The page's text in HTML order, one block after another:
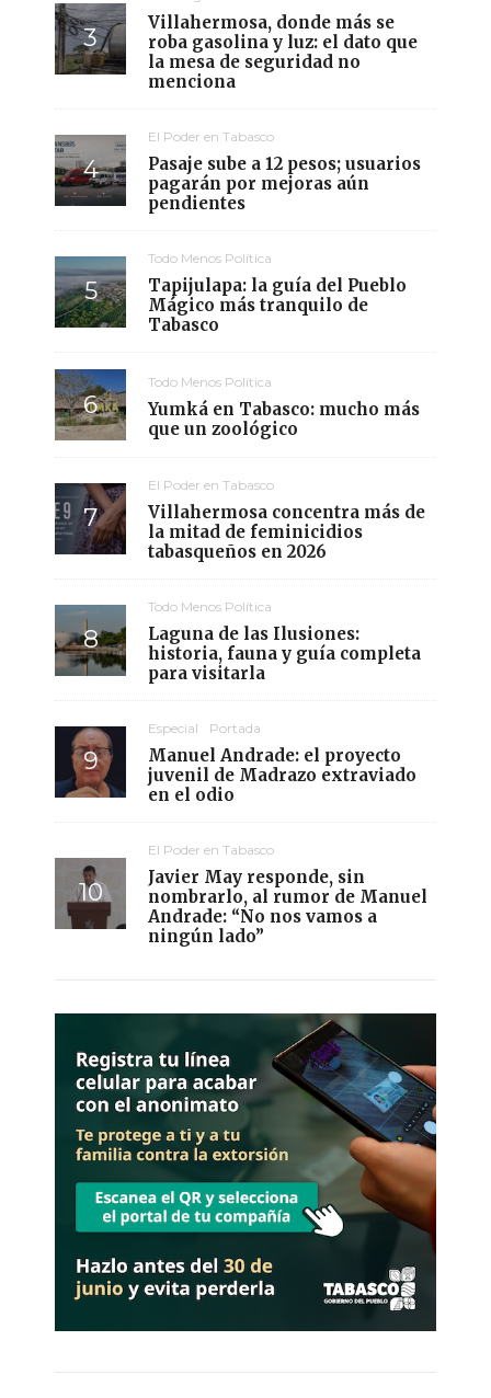
Villahermosa, donde más se
roba gasolina y luz: el dato que
la mesa de seguridad no
menciona
El Poder en Tabasco
Pasaje sube a 12 pesos; usuarios
pagarán por mejoras aún
pendientes
Todo Menos Política
Tapijulapa: la guía del Pueblo
Mágico más tranquilo de
Tabasco
Todo Menos Política
Yumká en Tabasco: mucho más
que un zoológico
El Poder en Tabasco
Villahermosa concentra más de
la mitad de feminicidios
tabasqueños en 2026
Todo Menos Política
Laguna de las Ilusiones:
historia, fauna y guía completa
para visitarla
Especial Portada
Manuel Andrade: el proyecto
juvenil de Madrazo extraviado
en el odio
El Poder en Tabasco
Javier May responde, sin
nombrarlo, al rumor de Manuel
Andrade: “No nos vamos a
ningún lado”